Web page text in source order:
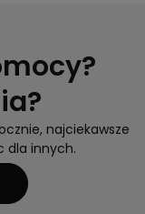
najciekawsze
dla innych.